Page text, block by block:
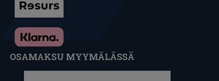
OSAMAKSU MYYMÄLÄSSÄ